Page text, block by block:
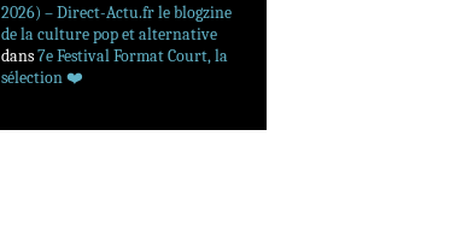
2026) – Direct-Actu.fr le blogzine
de la culture pop et alternative
dans7e Festival Format Court, la
sélection ❤️‍